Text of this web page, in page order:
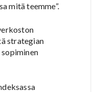
mitä teemme”.
strategian